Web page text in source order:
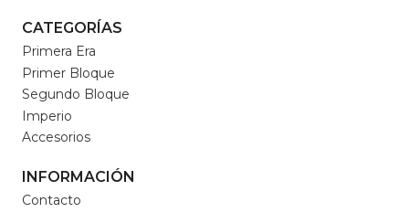
CATEGORÍAS
Primera Era
Primer Bloque
Segundo Bloque
Imperio
Accesorios
INFORMACIÓN
Contacto